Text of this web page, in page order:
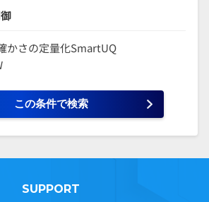
かさの定量化SmartUQ
SUPPORT